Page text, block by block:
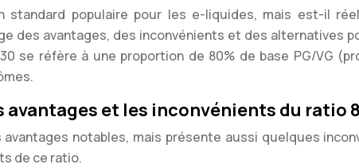
standard populaire pour les e-liquides, mais est-il
des avantages, des inconvénients et des alternatives
se réfère à une proportion de 80% de base PG/VG
avantages et les inconvénients du ratio
notables, mais présente aussi quelques
de ce ratio.